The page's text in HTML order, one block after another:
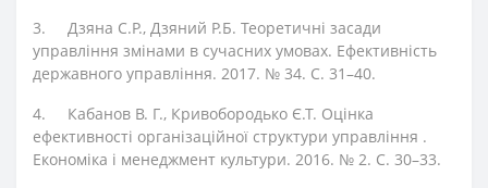
3.
Дзяна С.Р., Дзяний Р.Б. Теоретичні засади
управління змінами в сучасних умовах. Ефективність
державного управління. 2017. № 34. С. 31–40.
4.
Кабанов В. Г., Кривобородько Є.Т. Оцінка
ефективності організаційної структури управління .
Економіка і менеджмент культури. 2016. № 2. С. 30–33.